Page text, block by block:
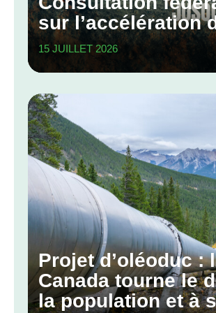
sur l’accélération
grands projets
15 JUILLET 2026
Projet d’oléoduc :
Canada tourne le
la population et à